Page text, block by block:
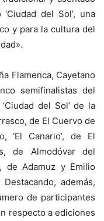
del Sol’, una
y para la cultura del
Flamenca, Cayetano
semifinalistas del
del Sol’ de la
de El Cuervo de
‘El Canario’, de El
de Almodóvar del
de Adamuz y Emilio
además,
de participantes
respecto a ediciones